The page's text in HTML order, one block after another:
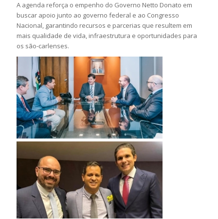
A agenda reforça o empenho do Governo Netto Donato em
buscar apoio junto ao governo federal e ao Congresso
Nacional, garantindo recursos e parcerias que resultem em
mais qualidade de vida, infraestrutura e oportunidades para
os são-carlenses.